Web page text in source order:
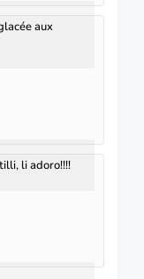
aux
li adoro!!!!